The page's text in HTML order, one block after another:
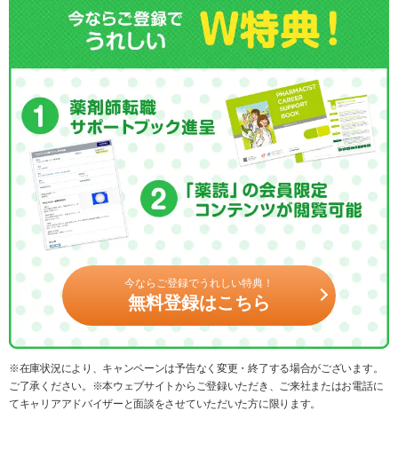
今ならご登録でうれしい特典！
無料登録はこちら
※在庫状況により、キャンペーンは予告なく変更・終了する場合がございます。
ご了承ください。※本ウェブサイトからご登録いただき、ご来社またはお電話に
てキャリアアドバイザーと面談をさせていただいた方に限ります。